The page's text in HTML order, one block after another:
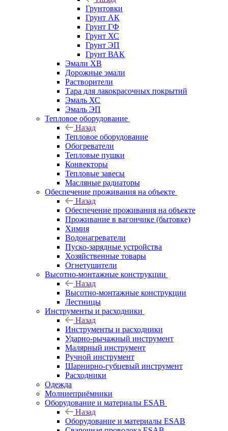
Грунтовки
Грунт АК
Грунт ГФ
Грунт ХС
Грунт ЭП
Грунт ВАК
Эмали ХВ
Дорожные эмали
Растворители
Тара для лакокрасочных покрытий
Эмаль ХС
Эмаль ЭП
Тепловое оборудование
Назад
Тепловое оборудование
Обогреватели
Тепловые пушки
Конвекторы
Тепловые завесы
Масляные радиаторы
Обеспечение проживания на объекте
Назад
Обеспечение проживания на объекте
Проживание в вагончике (бытовке)
Химия
Водонагреватели
Пуско-зарядные устройства
Хозяйственные товары
Огнетушители
Высотно-монтажные конструкции
Назад
Высотно-монтажные конструкции
Лестницы
Инструменты и расходники
Назад
Инструменты и расходники
Ударно-рычажный инструмент
Малярный инструмент
Ручной инструмент
Шарнирно-губцевый инструмент
Расходники
Одежда
Молниеприёмники
Оборудование и материалы ESAB
Назад
Оборудование и материалы ESAB